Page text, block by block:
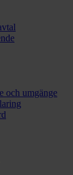
och umgänge